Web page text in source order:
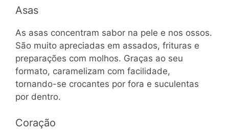
Asas
As asas concentram sabor na pele e nos ossos.
São muito apreciadas em assados, frituras e
preparações com molhos. Graças ao seu
formato, caramelizam com facilidade,
tornando-se crocantes por fora e suculentas
por dentro.
Coração